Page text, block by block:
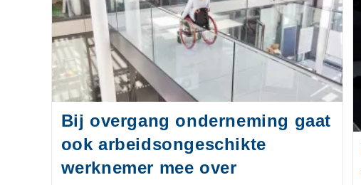
Bij overgang onderneming gaat
ook arbeidsongeschikte
werknemer mee over